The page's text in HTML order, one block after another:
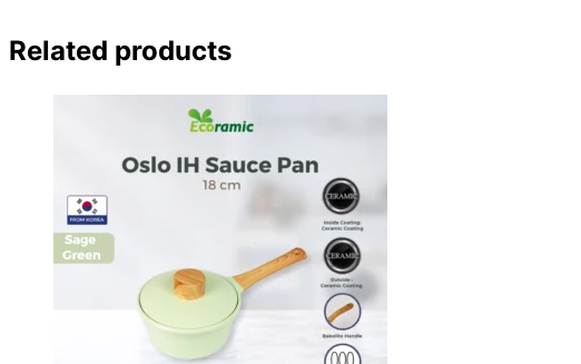
Related products